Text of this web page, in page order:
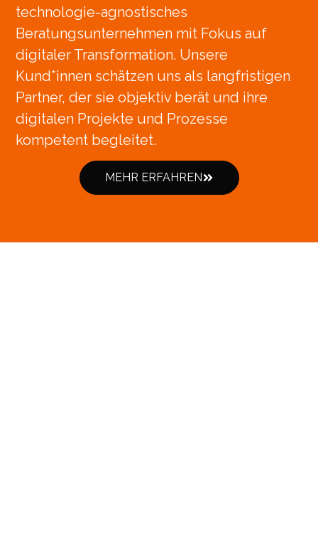
technologie-agnostisches
Beratungsunternehmen mit Fokus auf
digitaler Transformation. Unsere
Kund*innen schätzen uns als langfristigen
Partner, der sie objektiv berät und ihre
digitalen Projekte und Prozesse
kompetent begleitet.
MEHR ERFAHREN